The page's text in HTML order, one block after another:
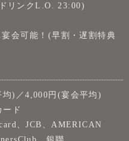
リンクL.O. 23:00)
会可能！(早割・遅割特典
)／4,000円(宴会平均)
ド
、JCB、AMERICAN